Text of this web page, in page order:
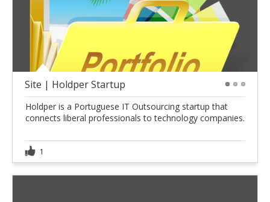
Site | Holdper Startup
Holdper is a Portuguese IT Outsourcing startup that
connects liberal professionals to technology companies.
1